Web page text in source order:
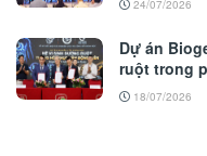
24/07/2026
Dự án
ruột trong
18/07/2026